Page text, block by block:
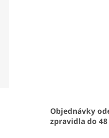
Objednávky
zpravidla do